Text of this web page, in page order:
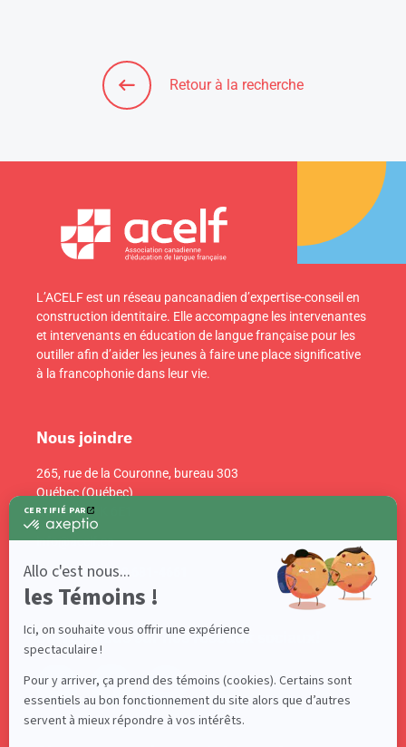
Retour à la recherche
L’ACELF est un réseau pancanadien d’expertise-conseil en
construction identitaire. Elle accompagne les intervenantes
et intervenants en éducation de langue française pour les
outiller afin d’aider les jeunes à faire une place significative
à la francophonie dans leur vie.
Suivez-nous sur nos réseaux sociaux!
Nous joindre
265, rue de la Couronne, bureau 303
Québec (Québec)
Canada G1K 6E1
info@acelf.ca
Téléphone : 418 681-4661